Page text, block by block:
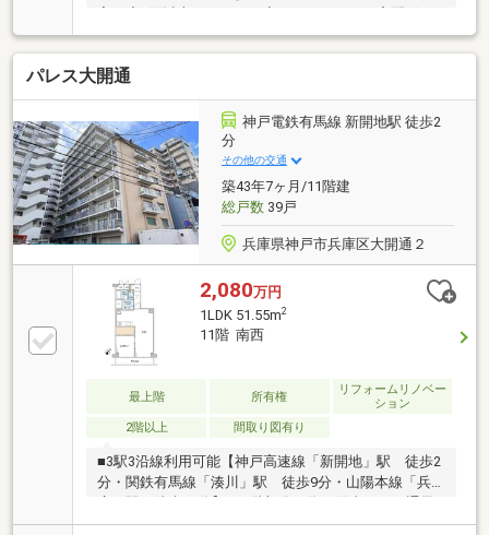
クス＜リフォーム内容＞・キッチン新調・浴室新調・
ウォシュレット交換、トイレ新調・洗濯水栓、パン交
換・洗面台新調・クロス全室張替え・アクセントクロ
ス施工・ソフト巾木交換・床 上張り(L-45・フロアタ
イル・CF)・シーリング交換・建具交換・床見切り施
工・木部塗装工・スイッチ、コンセント交換・エアコ
ンキャプ交換・ハウスクリーニング＜周辺地域＞・フ
ァミリーマート湊川公園南店・・・徒歩約3分
パレス大開通
神戸電鉄有馬線 新開地駅 徒歩2
分
その他の交通
築43年7ヶ月/11階建
総戸数39戸
兵庫県神戸市兵庫区大開通２
2,080万円
1LDK 51.55m2
11階 南西
最上階 所有権
リフォームリノベー
ション
2階以上
間取り図有り
■3駅3沿線利用可能【神戸高速線「新開地」駅 徒歩2
分・関鉄有馬線「湊川」駅 徒歩9分・山陽本線「兵
良好です。■近隣にスーパー等生活至便性が高い立地